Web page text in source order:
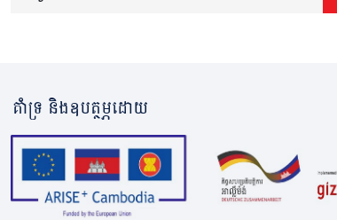
គាំទ្រ និងឧបត្ថម្ភដោយ